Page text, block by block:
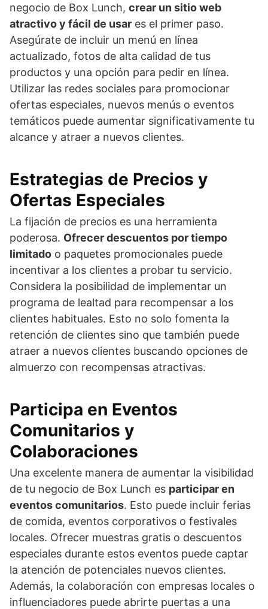
negocio de Box Lunch, crear un sitio web
atractivo y fácil de usar es el primer paso.
Asegúrate de incluir un menú en línea
actualizado, fotos de alta calidad de tus
productos y una opción para pedir en línea.
Utilizar las redes sociales para promocionar
ofertas especiales, nuevos menús o eventos
temáticos puede aumentar significativamente tu
alcance y atraer a nuevos clientes.
Estrategias de Precios y
Ofertas Especiales
La fijación de precios es una herramienta
poderosa. Ofrecer descuentos por tiempo
limitado o paquetes promocionales puede
incentivar a los clientes a probar tu servicio.
Considera la posibilidad de implementar un
programa de lealtad para recompensar a los
clientes habituales. Esto no solo fomenta la
retención de clientes sino que también puede
atraer a nuevos clientes buscando opciones de
almuerzo con recompensas atractivas.
Participa en Eventos
Comunitarios y
Colaboraciones
Una excelente manera de aumentar la visibilidad
de tu negocio de Box Lunch es participar en
eventos comunitarios. Esto puede incluir ferias
de comida, eventos corporativos o festivales
locales. Ofrecer muestras gratis o descuentos
especiales durante estos eventos puede captar
la atención de potenciales nuevos clientes.
Además, la colaboración con empresas locales o
influenciadores puede abrirte puertas a una